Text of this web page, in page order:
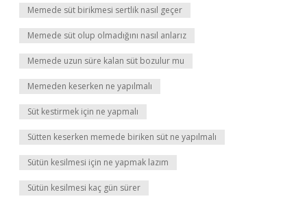
Memede süt birikmesi sertlik nasıl geçer
Memede süt olup olmadığını nasıl anlarız
Memede uzun süre kalan süt bozulur mu
Memeden keserken ne yapılmalı
Süt kestirmek için ne yapmalı
Sütten keserken memede biriken süt ne yapılmalı
Sütün kesilmesi için ne yapmak lazım
Sütün kesilmesi kaç gün sürer